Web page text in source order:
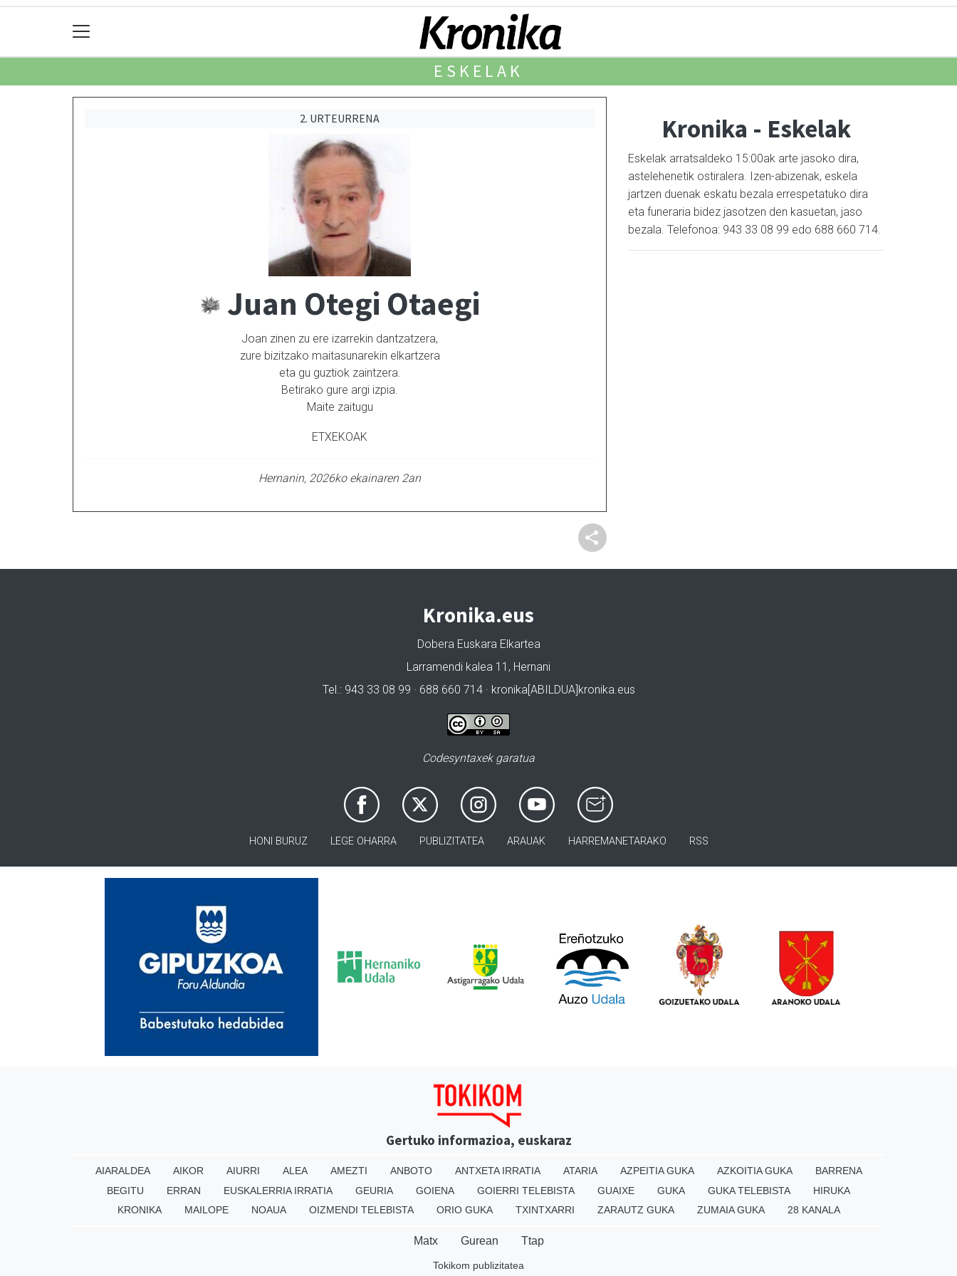
ESKELAK
2. URTEURRENA
Juan Otegi Otaegi
Joan zinen zu ere izarrekin dantzatzera,
zure bizitzako maitasunarekin elkartzera
eta gu guztiok zaintzera.
Betirako gure argi izpia.
Maite zaitugu
ETXEKOAK
Hernanin, 2026ko ekainaren 2an
Kronika - Eskelak
Eskelak arratsaldeko 15:00ak arte jasoko dira,
astelehenetik ostiralera. Izen-abizenak, eskela
jartzen duenak eskatu bezala errespetatuko dira
eta funeraria bidez jasotzen den kasuetan, jaso
bezala. Telefonoa: 943 33 08 99 edo 688 660 714.
Kronika.eus
Dobera Euskara Elkartea
Larramendi kalea 11, Hernani
Tel.: 943 33 08 99 · 688 660 714 · kronika[ABILDUA]kronika.eus
Codesyntaxek garatua
HONI BURUZ LEGE OHARRA PUBLIZITATEA ARAUAK HARREMANETARAKO RSS
Gertuko informazioa, euskaraz
AIARALDEA AIKOR AIURRI ALEA AMEZTI ANBOTO ANTXETA IRRATIA ATARIA AZPEITIA GUKA AZKOITIA GUKA
BARRENA
BEGITU
ERRAN EUSKALERRIA IRRATIA GEURIA GOIENA GOIERRI TELEBISTA GUAIXE GUKA GUKA TELEBISTA
HIRUKA
KRONIKA
MAILOPE NOAUA OIZMENDI TELEBISTA ORIO GUKA TXINTXARRI ZARAUTZ GUKA ZUMAIA GUKA 28 KANALA
Matx Gurean Ttap
Tokikom publizitatea